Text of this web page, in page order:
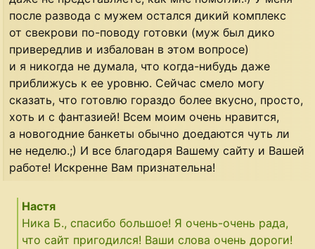
после развода с мужем остался дикий комплекс
от свекрови по-поводу готовки (муж был дико
привередлив и избалован в этом вопросе)
и я никогда не думала, что когда-нибудь даже
приближусь к ее уровню. Сейчас смело могу
сказать, что готовлю гораздо более вкусно, просто,
хоть и с фантазией! Всем моим очень нравится,
а новогодние банкеты обычно доедаются чуть ли
не неделю.;) И все благодаря Вашему сайту и Вашей
работе! Искренне Вам признательна!
Настя
Ника Б., спасибо большое! Я очень-очень рада,
что сайт пригодился! Ваши слова очень дороги!